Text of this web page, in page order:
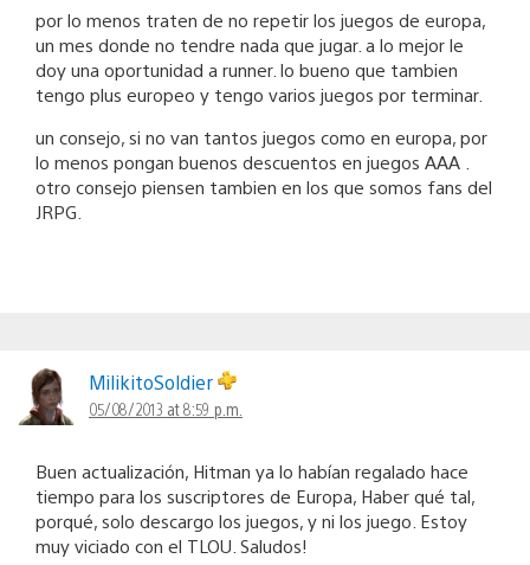
por lo menos traten de no repetir los juegos de europa,
un mes donde no tendre nada que jugar. a lo mejor le
doy una oportunidad a runner. lo bueno que tambien
tengo plus europeo y tengo varios juegos por terminar.
un consejo, si no van tantos juegos como en europa, por
lo menos pongan buenos descuentos en juegos AAA .
otro consejo piensen tambien en los que somos fans del
JRPG.
MilikitoSoldier
05/08/2013 at 8:59 p.m.
Buen actualización, Hitman ya lo habían regalado hace
tiempo para los suscriptores de Europa, Haber qué tal,
porqué, solo descargo los juegos, y ni los juego. Estoy
muy viciado con el TLOU. Saludos!